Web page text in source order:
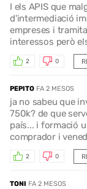
I els APIS que
d'intermediació
empreses i
interessos però
2 0
PEPITO FA 2 MESOS
ja no sabeu que
750k? de que
país... i formació
comprador i
2 0
TONI FA 2 MESOS